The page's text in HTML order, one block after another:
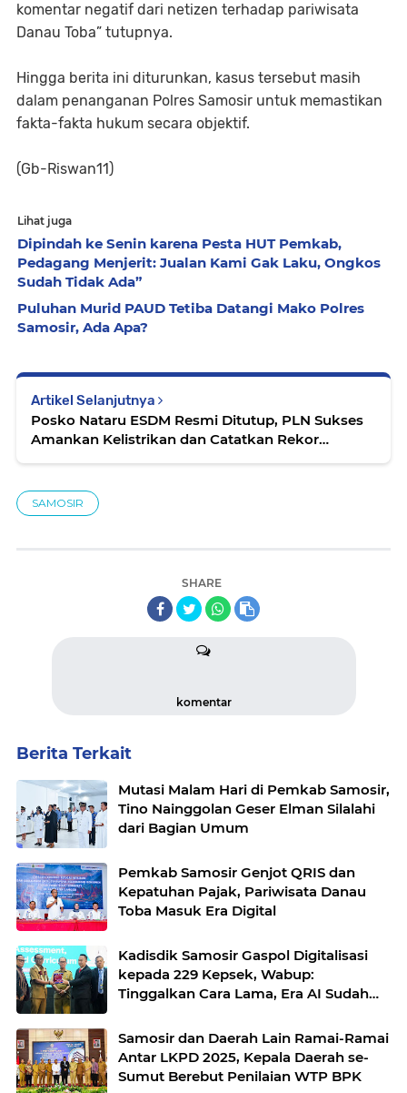
komentar negatif dari netizen terhadap pariwisata
Danau Toba” tutupnya.
Hingga berita ini diturunkan, kasus tersebut masih
dalam penanganan Polres Samosir untuk memastikan
fakta-fakta hukum secara objektif.
(Gb-Riswan11)
Lihat juga
Dipindah ke Senin karena Pesta HUT Pemkab,
Pedagang Menjerit: Jualan Kami Gak Laku, Ongkos
Sudah Tidak Ada”
Puluhan Murid PAUD Tetiba Datangi Mako Polres
Samosir, Ada Apa?
Artikel Selanjutnya
Posko Nataru ESDM Resmi Ditutup, PLN Sukses
Amankan Kelistrikan dan Catatkan Rekor
SAMOSIR
SHARE
komentar
Berita Terkait
Mutasi Malam Hari di Pemkab Samosir,
Tino Nainggolan Geser Elman Silalahi
dari Bagian Umum
Pemkab Samosir Genjot QRIS dan
Kepatuhan Pajak, Pariwisata Danau
Toba Masuk Era Digital
Kadisdik Samosir Gaspol Digitalisasi
kepada 229 Kepsek, Wabup:
Tinggalkan Cara Lama, Era AI Sudah
Samosir dan Daerah Lain Ramai-Ramai
Antar LKPD 2025, Kepala Daerah se-
Sumut Berebut Penilaian WTP BPK